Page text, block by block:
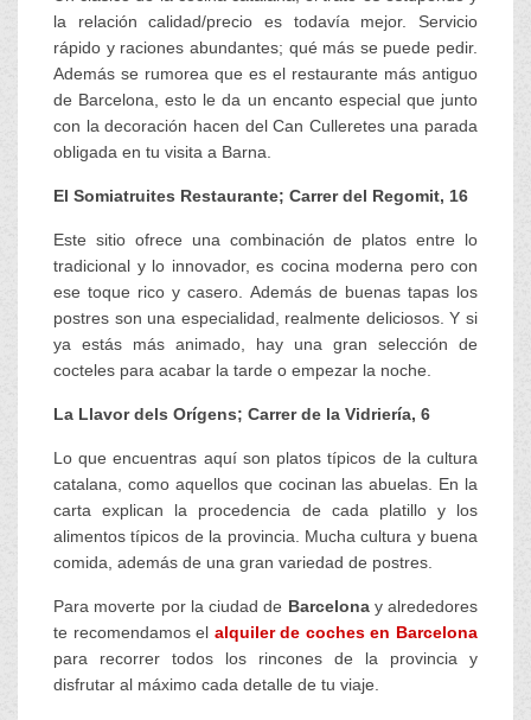
la relación calidad/precio es todavía mejor. Servicio
rápido y raciones abundantes; qué más se puede pedir.
Además se rumorea que es el restaurante más antiguo
de Barcelona, esto le da un encanto especial que junto
con la decoración hacen del Can Culleretes una parada
obligada en tu visita a Barna.
El Somiatruites Restaurante; Carrer del Regomit, 16
Este sitio ofrece una combinación de platos entre lo
tradicional y lo innovador, es cocina moderna pero con
ese toque rico y casero. Además de buenas tapas los
postres son una especialidad, realmente deliciosos. Y si
ya estás más animado, hay una gran selección de
cocteles para acabar la tarde o empezar la noche.
La Llavor dels Orígens; Carrer de la Vidriería, 6
Lo que encuentras aquí son platos típicos de la cultura
catalana, como aquellos que cocinan las abuelas. En la
carta explican la procedencia de cada platillo y los
alimentos típicos de la provincia. Mucha cultura y buena
comida, además de una gran variedad de postres.
Para moverte por la ciudad de Barcelonay alrededores
te recomendamos el alquiler de coches en Barcelona
para recorrer todos los rincones de la provincia y
disfrutar al máximo cada detalle de tu viaje.